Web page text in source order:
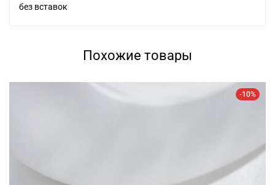
без вставок
Похожие товары
-10%